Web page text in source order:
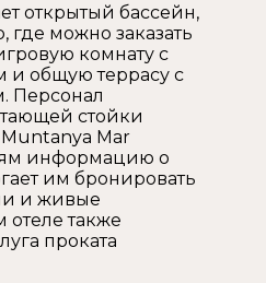
открытый бассейн,
где можно заказать
комнату с
и общую террасу с
Персонал
стойки
Mar
информацию о
им бронировать
и живые
отеле также
проката